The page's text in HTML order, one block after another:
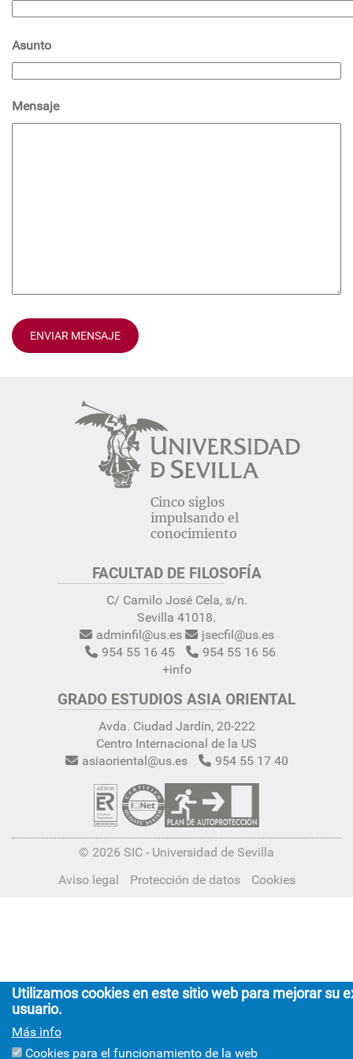
Asunto
Mensaje
Cinco siglos
impulsando el
conocimiento
FACULTAD DE FILOSOFÍA
C/ Camilo José Cela, s/n.
Sevilla 41018.
adminfil@us.es
jsecfil@us.es
954 55 16 45
954 55 16 56
+info
GRADO ESTUDIOS ASIA ORIENTAL
Avda. Ciudad Jardín, 20-222
Centro Internacional de la US
asiaoriental@us.es
954 55 17 40
© 2026 SIC - Universidad de Sevilla
Aviso legal
Protección de datos Cookies
Utilizamos cookies en este sitio web para mejorar su
usuario.
Más info
Cookies para el funcionamiento de la web